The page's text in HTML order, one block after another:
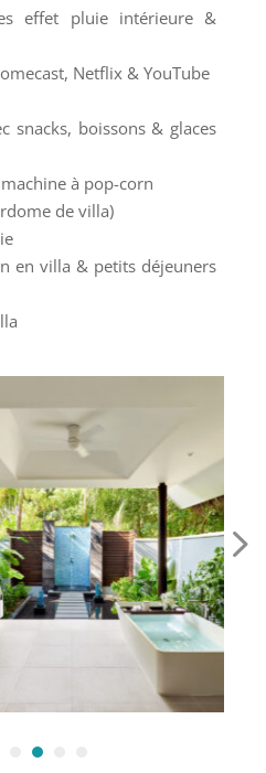
effet pluie intérieure &
Netflix & YouTube
snacks, boissons & glaces
à pop-corn
de villa)
en villa & petits déjeuners